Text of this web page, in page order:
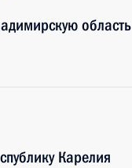
область
Карелия